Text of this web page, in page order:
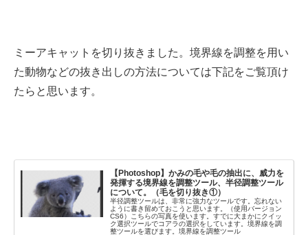
ミーアキャットを切り抜きました。境界線を調整を用い
た動物などの抜き出しの方法については下記をご覧頂け
たらと思います。
【Photoshop】かみの毛や毛の抽出に、威力を
発揮する境界線を調整ツール、半径調整ツール
について。（毛を切り抜き①）
半径調整ツールは、非常に強力なツールです。忘れない
ように書き留めておこうと思います。（使用バージョン
CS6）こちらの写真を使います。すでに大まかにクイッ
ク選択ツールでコアラの選択をしています。境界線を調
整ツールを選びます。境界線を調整ツール